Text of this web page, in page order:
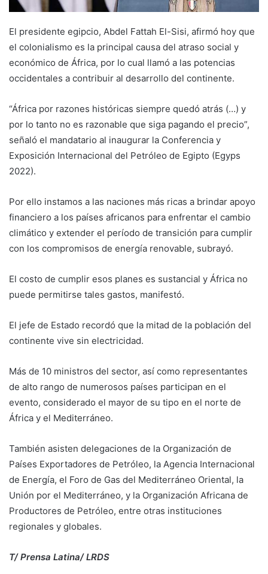
El presidente egipcio, Abdel Fattah El-Sisi, afirmó hoy que
el colonialismo es la principal causa del atraso social y
económico de África, por lo cual llamó a las potencias
occidentales a contribuir al desarrollo del continente.
“África por razones históricas siempre quedó atrás (…) y
por lo tanto no es razonable que siga pagando el precio”,
señaló el mandatario al inaugurar la Conferencia y
Exposición Internacional del Petróleo de Egipto (Egyps
2022).
Por ello instamos a las naciones más ricas a brindar apoyo
financiero a los países africanos para enfrentar el cambio
climático y extender el período de transición para cumplir
con los compromisos de energía renovable, subrayó.
El costo de cumplir esos planes es sustancial y África no
puede permitirse tales gastos, manifestó.
El jefe de Estado recordó que la mitad de la población del
continente vive sin electricidad.
Más de 10 ministros del sector, así como representantes
de alto rango de numerosos países participan en el
evento, considerado el mayor de su tipo en el norte de
África y el Mediterráneo.
También asisten delegaciones de la Organización de
Países Exportadores de Petróleo, la Agencia Internacional
de Energía, el Foro de Gas del Mediterráneo Oriental, la
Unión por el Mediterráneo, y la Organización Africana de
Productores de Petróleo, entre otras instituciones
regionales y globales.
T/ Prensa Latina/ LRDS